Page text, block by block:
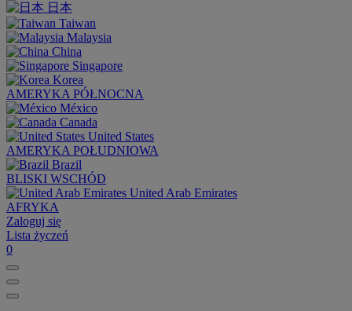
日本
Taiwan
Malaysia
China
Singapore
Korea
AMERYKA PÓŁNOCNA
México
Canada
United States
AMERYKA POŁUDNIOWA
Brazil
BLISKI WSCHÓD
United Arab Emirates
AFRYKA
Zaloguj się
Lista życzeń
0